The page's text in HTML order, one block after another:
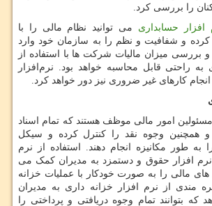
را بررسی کرد.
افزار حسابداری می توانید نظام مالی را با
کرده و شفافیت و نظم را به سازمان خود وارد
و بررسی میزان مالیات شرکت ها با استفاده از
به راحتی قابل محاسبه خواهد بود. نرم‌افزار‌
کارهای غیر ضروری نیز دور خواهد کرد.
امور مالی موظف هستند که تمام اسناد
و همچنین وجوه نقد را کنترل کرده و سیکل
به طور مکانیزه انجام دهند. استفاده از نرم
نرم افزار حقوق و دستمزد به مدیران کمک می
مالی را به صورت خودکار با عملیات خزانه
مندی از نرم افزار خزانه داری به مدیران
که بتوانند تمام وجوه دریافتی و پرداختی را